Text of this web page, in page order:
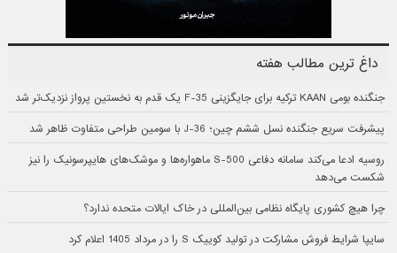
داغ ترین مطالب هفته
جنگنده بومی KAAN ترکیه برای جایگزینی F-35 یک قدم به نخستین پرواز نزدیک‌تر شد
پیشرفت سریع جنگنده نسل ششم چین؛ J-36 با سومین طراحی متفاوت ظاهر شد
روسیه ادعا می‌کند سامانه دفاعی S-500 ماهواره‌ها و موشک‌های هایپرسونیک را نیز
شکست می‌دهد
چرا هیچ کشوری پایگاه نظامی بین‌المللی در خاک ایالات متحده ندارد؟
سایپا شرایط فروش مشارکت در تولید کوییک S را در مرداد 1405 اعلام کرد